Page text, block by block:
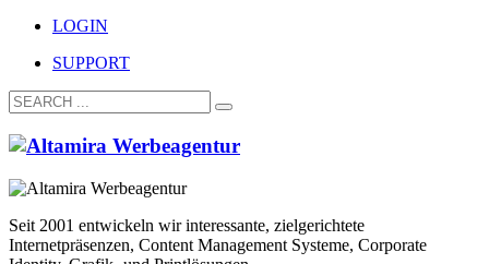
LOGIN
SUPPORT
Seit 2001 entwickeln wir interessante, zielgerichtete
Internetpräsenzen, Content Management Systeme, Corporate